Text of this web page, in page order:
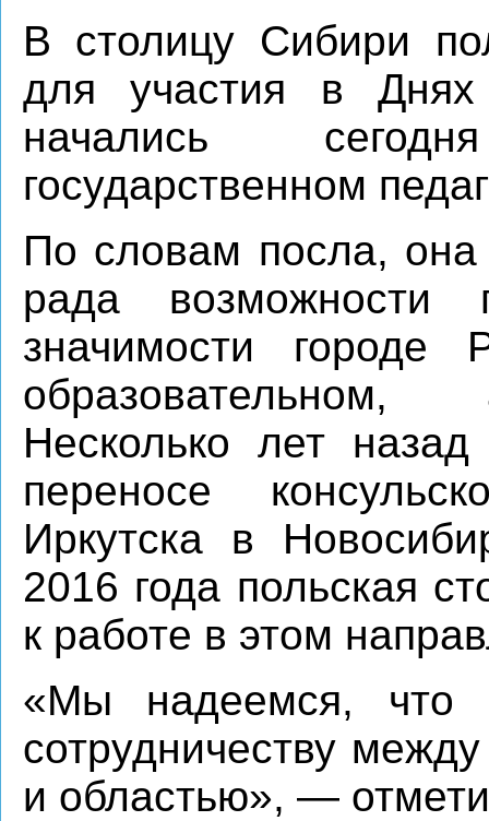
В столицу Сибири
для участия в Днях
начались
государственном
По словам посла,
рада
значимости городе
образовательном,
Несколько лет
переносе
Иркутска в
2016 года польская
к работе в этом
«Мы надеемся, что
сотрудничеству
и областью», —